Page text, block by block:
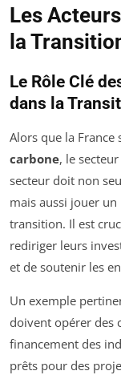
Les
la
Le Rôle Clé
dans la
Alors que la France
carbone, le
secteur doit non
mais aussi jouer
transition. Il est
rediriger leurs
et de soutenir les
Un exemple
doivent opérer des
financement des
prêts pour des